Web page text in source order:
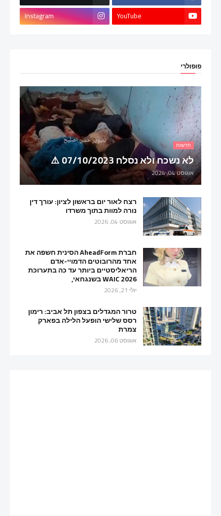
YouTube
Instagram
פופולרי
חדשות
לא נשכח ולא נסלח 07/10/2023 ⚠️
אוגוסט 04, 2024
רצח לאור יום בראשון לציון: עורך דין
נורה למוות בתוך משרדו
אוגוסט 04, 2026
חברת AheadForm הסינית חשפה את
אחד מהרובוטים הדמויי-אדם
הריאליסטיים ביותר עד כה בתערוכת
WAIC 2026 בשנגחאי,
יולי 21, 2026
טרור המגדלים בצפון תל אביב: רימון
רסס שלישי הופעל הלילה בפארק
צמרת
אוגוסט 06, 2026